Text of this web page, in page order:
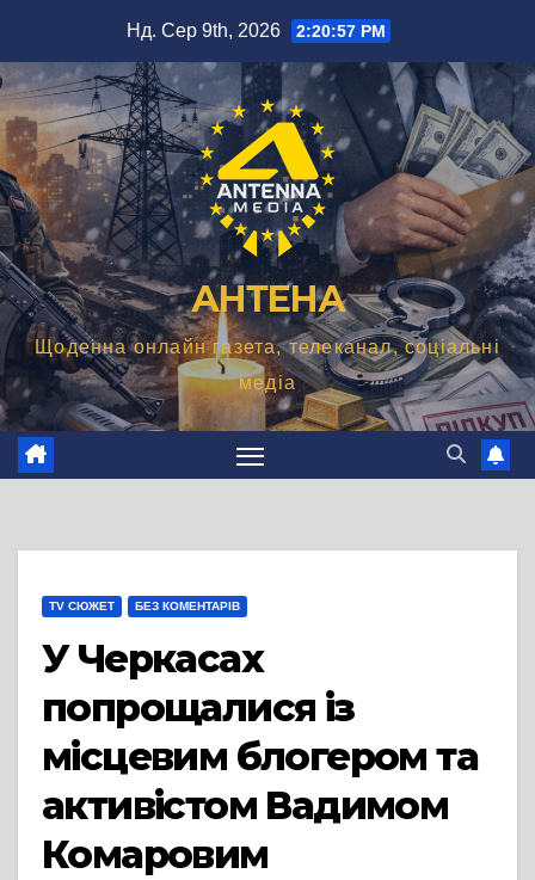
вмісту
Нд. Сер 9th, 2026 2:20:58 PM
АНТЕНА
Щоденна онлайн газета, телеканал, соціальні
медіа
TV СЮЖЕТ БЕЗ КОМЕНТАРІВ
У Черкасах
попрощалися із
місцевим блогером та
активістом Вадимом
Комаровим